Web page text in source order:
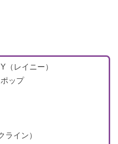
（レイニー）
ップ
イン）